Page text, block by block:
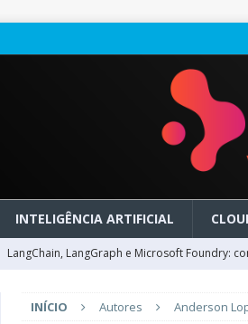
INTELIGÊNCIA ARTIFICIAL
LangChain, LangGraph e Microsoft Foundry:
Microsoft Foundry em GA: como migrar do
INÍCIO Autores Anderson